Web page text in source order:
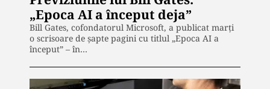
„Epoca AI a început deja”
Bill Gates, cofondatorul Microsoft, a publicat marți
o scrisoare de șapte pagini cu titlul „Epoca AI a
început” – în…